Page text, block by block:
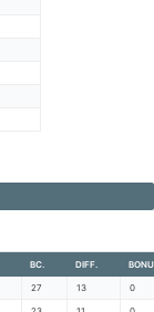
BC. DIFF.
27 13 0